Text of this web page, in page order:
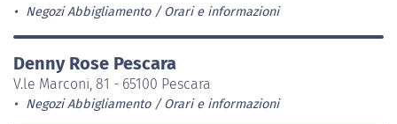
Negozi Abbigliamento Orari e informazioni
Denny Rose Pescara
V.le Marconi, 81 - 65100 Pescara
Negozi Abbigliamento Orari e informazioni